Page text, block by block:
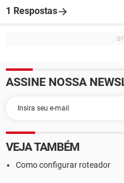
1 Respostas
ASSINE NOSSA
VEJA TAMBÉM
Como configurar roteador